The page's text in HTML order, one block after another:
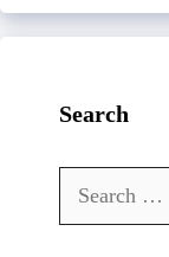
Search
Search
for: